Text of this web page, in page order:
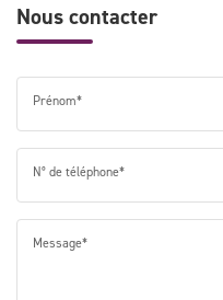
Nous contacter
Prénom*
N° de téléphone*
Message*